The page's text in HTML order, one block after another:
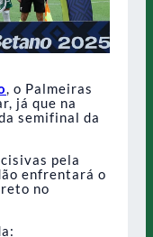
, o Palmeiras
já que na
semifinal da
pela
enfrentará o
no